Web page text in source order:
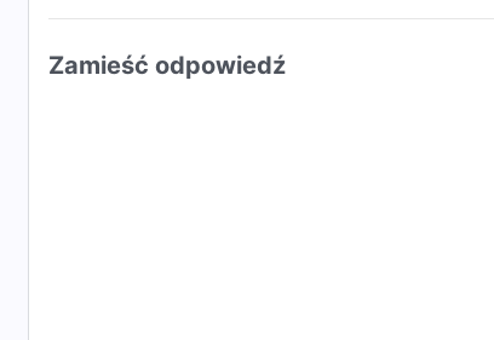
jak daleko zbłądziłeś i jak wiele
który dźwigasz w dążeniu do zrozumienia
serce Boże, które jest zbawieniem człowieka,
Zamieść odpowiedź